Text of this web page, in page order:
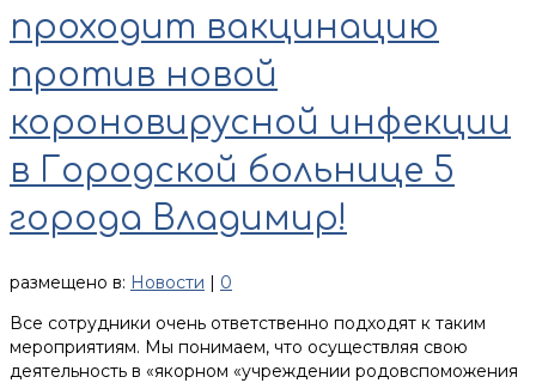
проходит вакцинацию
против новой
короновирусной инфекции
в Городской больнице 5
города Владимир!
размещено в: Новости | 0
Все сотрудники очень ответственно подходят к таким
мероприятиям. Мы понимаем, что осуществляя свою
деятельность в «якорном «учреждении родовспоможения